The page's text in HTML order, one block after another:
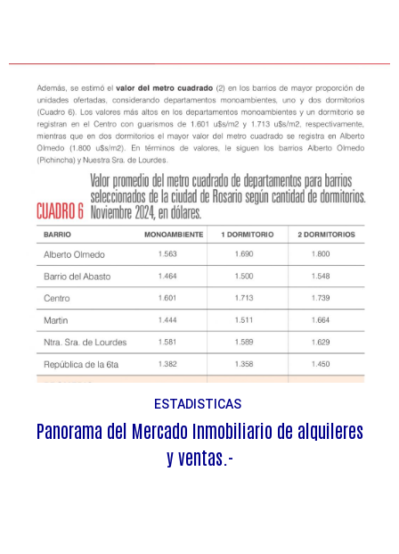
ESTADISTICAS
Panorama del Mercado Inmobiliario de alquileres
y ventas.-